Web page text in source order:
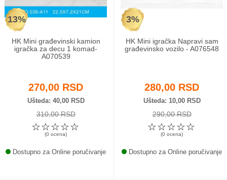
13%
HK Mini građevinski kamion
igračka za decu 1 komad-
A070539
270,00 RSD
Ušteda 40,00 RSD
310,00 RSD
☆
☆
☆
☆
☆
(0 ocena)
Dostupno za Online poručivanje
3%
HK Mini igračka Napravi sam
građevinsko vozilo - A076548
280,00 RSD
Ušteda 10,00 RSD
290,00 RSD
☆
☆
☆
☆
☆
(0 ocena)
Dostupno za Online poručivanje